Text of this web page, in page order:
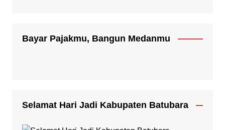
Bayar Pajakmu, Bangun Medanmu
Selamat Hari Jadi Kabupaten Batubara